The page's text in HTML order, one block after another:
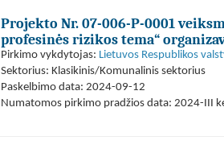
Projekto Nr. 07-006-P-0001
profesinės rizikos tema“
Pirkimo vykdytojas: Lietuvos Respublikos
Sektorius: Klasikinis/Komunalinis sektorius
Paskelbimo data: 2024-09-12
Numatomos pirkimo pradžios data: 2024-III